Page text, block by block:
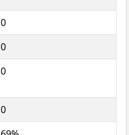
0
0
0
0